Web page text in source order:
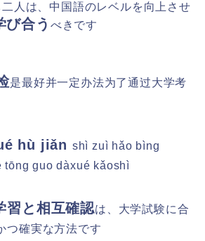
人は、中国語のレベルを向上させ
び合う べきです
是最好并一定办法为了通过大学考
hù jiǎn shì zuì hǎo bìng
guo dàxué kǎoshì
習と相互確認は、大学試験に合
つ確実な方法です